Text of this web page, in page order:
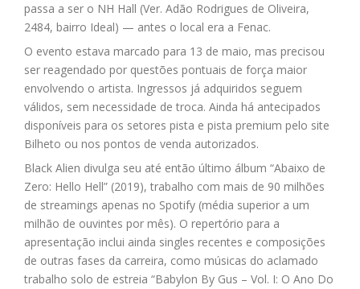
passa a ser o NH Hall (Ver. Adão Rodrigues de Oliveira,
2484, bairro Ideal) — antes o local era a Fenac.
O evento estava marcado para 13 de maio, mas precisou
ser reagendado por questões pontuais de força maior
envolvendo o artista. Ingressos já adquiridos seguem
válidos, sem necessidade de troca. Ainda há antecipados
disponíveis para os setores pista e pista premium pelo site
Bilheto ou nos pontos de venda autorizados.
Black Alien divulga seu até então último álbum “Abaixo de
Zero: Hello Hell” (2019), trabalho com mais de 90 milhões
de streamings apenas no Spotify (média superior a um
milhão de ouvintes por mês). O repertório para a
apresentação inclui ainda singles recentes e composições
de outras fases da carreira, como músicas do aclamado
trabalho solo de estreia “Babylon By Gus – Vol. I: O Ano Do